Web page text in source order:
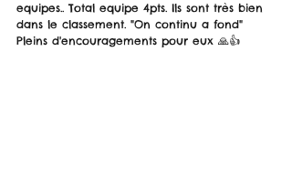
equipes.. Total equipe 4pts. Ils sont très bien
dans le classement. "On continu a fond"
Pleins d'encouragements pour eux 🙏👍